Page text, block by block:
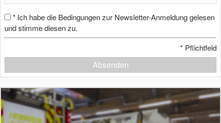
* Ich habe die Bedingungen zur Newsletter-Anmeldung gelesen
und stimme diesen zu.
* Pflichtfeld
Absenden